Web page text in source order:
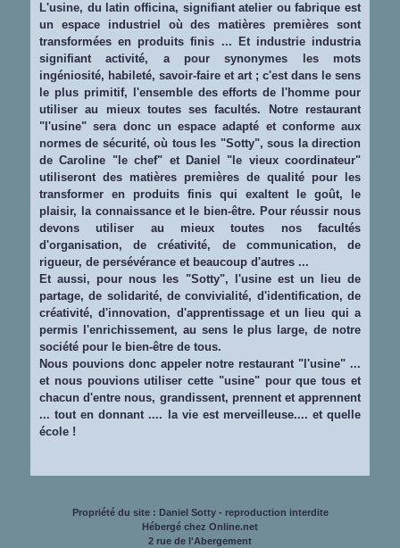
L'usine, du latin officina, signifiant atelier ou fabrique est
un espace industriel où des matières premières sont
transformées en produits finis ... Et industrie industria
signifiant activité, a pour synonymes les mots
ingéniosité, habileté, savoir-faire et art ; c'est dans le sens
le plus primitif, l'ensemble des efforts de l'homme pour
utiliser au mieux toutes ses facultés. Notre restaurant
"l'usine" sera donc un espace adapté et conforme aux
normes de sécurité, où tous les "Sotty", sous la direction
de Caroline "le chef" et Daniel "le vieux coordinateur"
utiliseront des matières premières de qualité pour les
transformer en produits finis qui exaltent le goût, le
plaisir, la connaissance et le bien-être. Pour réussir nous
devons utiliser au mieux toutes nos facultés
d'organisation, de créativité, de communication, de
rigueur, de persévérance et beaucoup d'autres ...
Et aussi, pour nous les "Sotty", l'usine est un lieu de
partage, de solidarité, de convivialité, d'identification, de
créativité, d'innovation, d'apprentissage et un lieu qui a
permis l'enrichissement, au sens le plus large, de notre
société pour le bien-être de tous.
Nous pouvions donc appeler notre restaurant "l'usine" ...
et nous pouvions utiliser cette "usine" pour que tous et
chacun d'entre nous, grandissent, prennent et apprennent
... tout en donnant .... la vie est merveilleuse.... et quelle
école !
Propriété du site : Daniel Sotty - reproduction interdite
Hébergé chez Online.net
2 rue de l'Abergement